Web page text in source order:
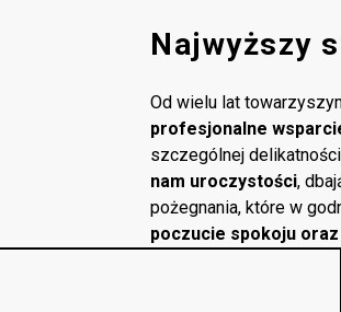
Najwyższy
Od wielu lat
profesjonalne
szczególnej
nam uroczystości,
pożegnania, które w
poczucie spokoju